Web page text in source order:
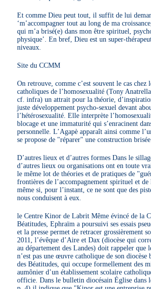
Et comme Dieu peut tout, il suffit de lui
‘m’accompagner tout au long de ma
qui m’a brisé(e) dans mon être spirituel,
physique’. En bref, Dieu est un super-
niveaux.
Site du CCMM
On retrouve, comme c’est souvent le cas chez
catholiques de l’homosexualité (Tony
cf. infra) un attrait pour la théorie,
juste développement psycho-sexuel devant
l’hétérosexualité. Elle interprète
blocage et une immaturité qui s’enracinent
personnelle. L’Agapè apparaît ainsi comme
se propose de "réparer" une construction
D’autres lieux et d’autres formes Dans le
d’autres lieux ou organisations ont en toute
le même lot de théories et de pratiques de
frontières de l’accompagnement spirituel et
même si, pour l’instant, ce ne sont que des
nous conduisent à eux.
le Centre Kinor de Labrit Même évincé de la
Béatitudes, Ephraïm a poursuivi ses essais
et la presse permet de retracer grossièrement
2011, l’évêque d’Aire et Dax (diocèse qui
au département des Landes) doit rappeler que
n’est pas une œuvre catholique de son diocèse
des Béatitudes, qui occupe formellement des
aumônier d’un établissement scolaire
officie. Dans le bulletin diocésain Église dans